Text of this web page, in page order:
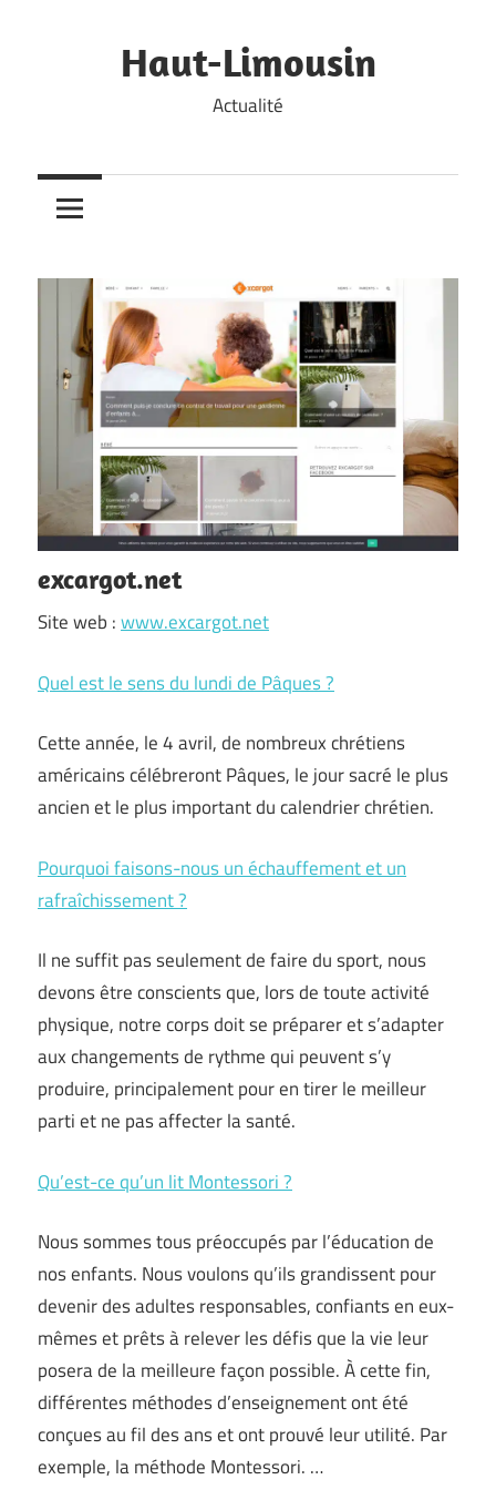
Haut-Limousin
Actualité
excargot.net
Site web :www.excargot.net
Quel est le sens du lundi de Pâques ?
Cette année, le 4 avril, de nombreux chrétiens
américains célébreront Pâques, le jour sacré le plus
ancien et le plus important du calendrier chrétien.
Pourquoi faisons-nous un échauffement et un
rafraîchissement ?
Il ne suffit pas seulement de faire du sport, nous
devons être conscients que, lors de toute activité
physique, notre corps doit se préparer et s’adapter
aux changements de rythme qui peuvent s’y
produire, principalement pour en tirer le meilleur
parti et ne pas affecter la santé.
Qu’est-ce qu’un lit Montessori ?
Nous sommes tous préoccupés par l’éducation de
nos enfants. Nous voulons qu’ils grandissent pour
devenir des adultes responsables, confiants en eux-
mêmes et prêts à relever les défis que la vie leur
posera de la meilleure façon possible. À cette fin,
différentes méthodes d’enseignement ont été
conçues au fil des ans et ont prouvé leur utilité. Par
exemple, la méthode Montessori. …